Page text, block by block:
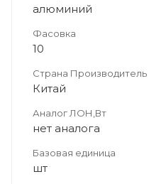
алюминий
Фасовка
10
Страна Производитель
Китай
Аналог ЛОН,Вт
нет аналога
Базовая единица
шт